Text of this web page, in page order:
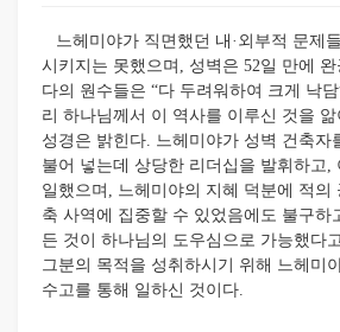
느헤미야가 직면했던 내·외부적 문제
시키지는 못했으며, 성벽은 52일 만에
다의 원수들은 “다 두려워하여 크게 낙
리 하나님께서 이 역사를 이루신 것을 앎
성경은 밝힌다. 느헤미야가 성벽 건축자
불어 넣는데 상당한 리더십을 발휘하고,
일했으며, 느헤미야의 지혜 덕분에 적의
축 사역에 집중할 수 있었음에도 불구하
든 것이 하나님의 도우심으로 가능했다
그분의 목적을 성취하시기 위해 느헤미
수고를 통해 일하신 것이다.